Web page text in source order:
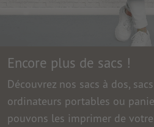
Encore plus de sacs !
Découvrez nos sacs à dos,
ordinateurs portables ou
pouvons les imprimer de